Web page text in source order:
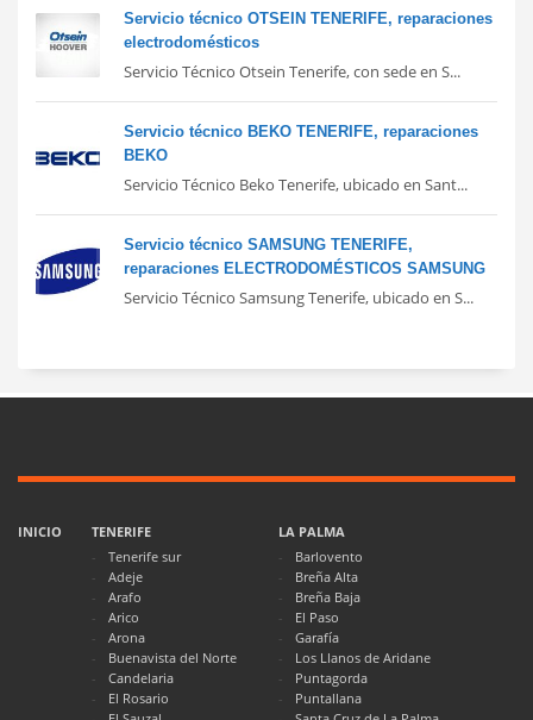
Servicio técnico OTSEIN TENERIFE, reparaciones
electrodomésticos
Servicio Técnico Otsein Tenerife, con sede en S...
Servicio técnico BEKO TENERIFE, reparaciones
BEKO
Servicio Técnico Beko Tenerife, ubicado en Sant...
Servicio técnico SAMSUNG TENERIFE,
reparaciones ELECTRODOMÉSTICOS SAMSUNG
Servicio Técnico Samsung Tenerife, ubicado en S...
INICIO
TENERIFE
Tenerife sur
Adeje
Arafo
Arico
Arona
Buenavista del Norte
Candelaria
El Rosario
LA PALMA
Barlovento
Breña Alta
Breña Baja
El Paso
Garafía
Los Llanos de Aridane
Puntagorda
Puntallana